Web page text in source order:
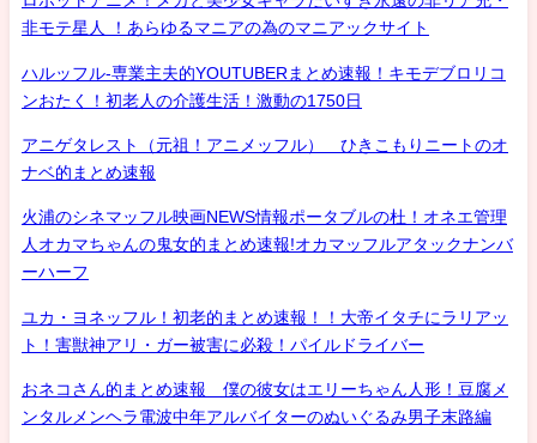
非モテ星人 ！あらゆるマニアの為のマニアックサイト
ハルッフル-専業主夫的YOUTUBERまとめ速報！キモデブロリコ
ンおたく！初老人の介護生活！激動の1750日
アニゲタレスト（元祖！アニメッフル） ひきこもりニートのオ
ナベ的まとめ速報
火浦のシネマッフル映画NEWS情報ポータブルの杜！オネエ管理
人オカマちゃんの鬼女的まとめ速報!オカマッフルアタックナンバ
ーハーフ
ユカ・ヨネッフル！初老的まとめ速報！！大帝イタチにラリアッ
ト！害獣神アリ・ガー被害に必殺！パイルドライバー
おネコさん的まとめ速報 僕の彼女はエリーちゃん人形！豆腐メ
ンタルメンヘラ電波中年アルバイターのぬいぐるみ男子末路編